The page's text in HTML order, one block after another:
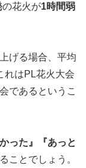
の花火が1時間弱
げる場合、平均
れはPL花火大会
であるというこ
った』『あっと
ことでしょう。